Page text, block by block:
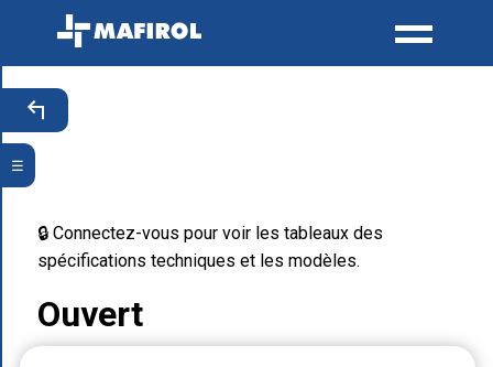
☰
🔒 Connectez-vous pour voir les tableaux des
spécifications techniques et les modèles.
Ouvert